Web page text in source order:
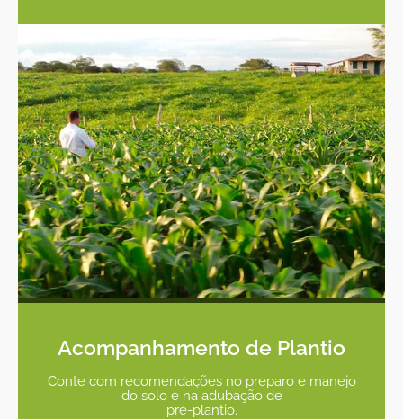
Acompanhamento de Plantio
Conte com recomendações no preparo e manejo
do solo e na adubação de
pré-plantio.